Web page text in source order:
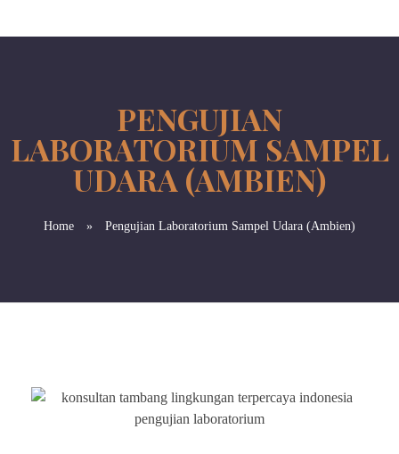
Home » Pengujian Laboratorium Sampel Udara (Ambien)
PENGUJIAN
LABORATORIUM SAMPEL
UDARA (AMBIEN)